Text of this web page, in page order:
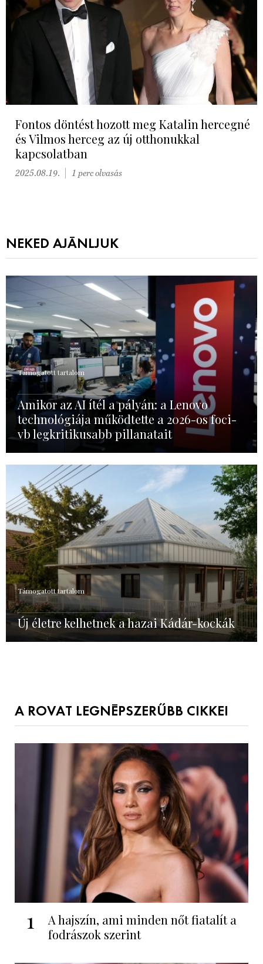
Fontos döntést hozott meg Katalin hercegné
és Vilmos herceg az új otthonukkal
kapcsolatban
2025.08.19. 1 perc olvasás
NEKED AJÁNLJUK
Támogatott tartalom
Amikor az AI ítél a pályán: a Lenovo
technológiája működtette a 2026-os foci-
vb legkritikusabb pillanatait
Támogatott tartalom
Új életre kelhetnek a hazai Kádár-kockák
A ROVAT LEGNÉPSZERŰBB CIKKEI
1
A hajszín, ami minden nőt fiatalít a
fodrászok szerint